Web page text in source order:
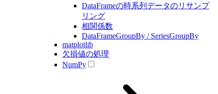
DataFrameの時系列データのリサンプ
リング
相関係数
DataFrameGroupBy / SeriesGroupBy
matplotlib
欠損値の処理
NumPy